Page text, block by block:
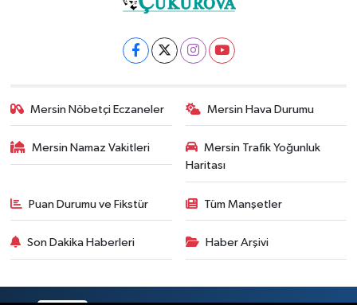
Mersin Nöbetçi Eczaneler Mersin Hava Durumu
Mersin Namaz Vakitleri
Mersin Trafik Yoğunluk
Haritası
Puan Durumu ve Fikstür Tüm Manşetler
Son Dakika Haberleri Haber Arşivi